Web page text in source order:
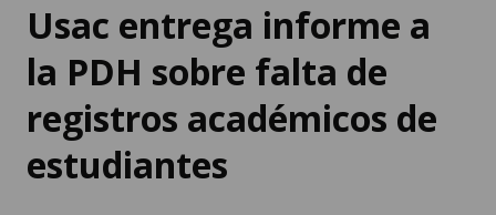
Usac entrega informe a
la PDH sobre falta de
registros académicos de
estudiantes